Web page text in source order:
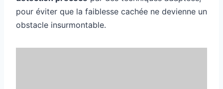
pour éviter que la faiblesse cachée ne devienne un
obstacle insurmontable.